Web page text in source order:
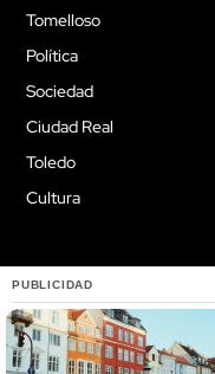
Tomelloso
Política
Sociedad
Ciudad Real
Toledo
Cultura
PUBLICIDAD